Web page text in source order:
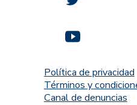
Política de privacidad
Términos y
Canal de denuncias